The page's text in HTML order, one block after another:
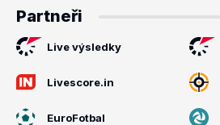
Partneři
Live výsledky
Livescore.in
EuroFotbal